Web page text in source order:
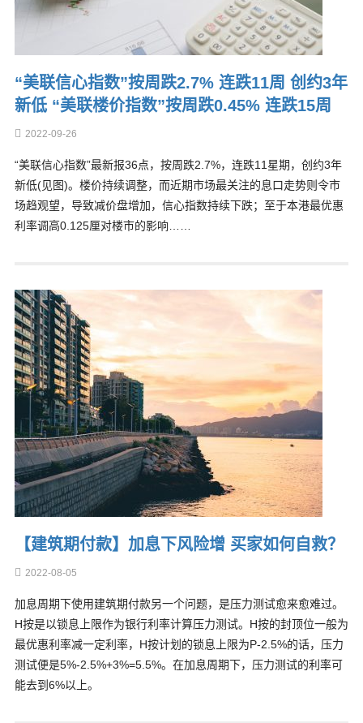
“美联信心指数”按周跌2.7% 连跌11周 创约3年
新低 “美联楼价指数”按周跌0.45% 连跌15周
2022-09-26
“美联信心指数”最新报36点，按周跌2.7%，连跌11星期，创约3年
新低(见图)。楼价持续调整，而近期市场最关注的息口走势则令市
场趋观望，导致减价盘增加，信心指数持续下跌；至于本港最优惠
利率调高0.125厘对楼市的影响……
【建筑期付款】加息下风险增 买家如何自救？
2022-08-05
加息周期下使用建筑期付款另一个问题，是压力测试愈来愈难过。
H按是以锁息上限作为银行利率计算压力测试。H按的封顶位一般为
最优惠利率减一定利率，H按计划的锁息上限为P-2.5%的话，压力
测试便是5%-2.5%+3%=5.5%。在加息周期下，压力测试的利率可
能去到6%以上。